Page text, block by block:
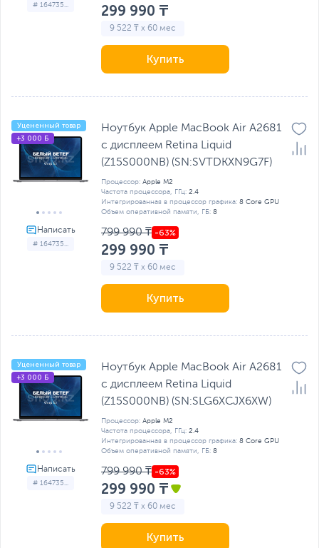
# 164735... 299 990 ₸
9 522 ₸ x 60 мес
Купить
# 164735...
Уцененный товар
+3 000 Б
Ноутбук Apple MacBook Air A2681
с дисплеем Retina Liquid
(Z15S000NB) (SN:SVTDKXN9G7F)
Процессор: Apple M2
Частота процессора, ГГц: 2.4
Интегрированная в процессор графика: 8 Core GPU
Объем оперативной памяти, ГБ: 8
799 990 ₸
299 990 ₸
9 522 ₸ x 60 мес
Купить
# 164735...
Уцененный товар
+3 000 Б
Ноутбук Apple MacBook Air A2681
с дисплеем Retina Liquid
(Z15S000NB) (SN:SLG6XCJX6XW)
Процессор: Apple M2
Частота процессора, ГГц: 2.4
Интегрированная в процессор графика: 8 Core GPU
Объем оперативной памяти, ГБ: 8
799 990 ₸
299 990 ₸
9 522 ₸ x 60 мес
Купить